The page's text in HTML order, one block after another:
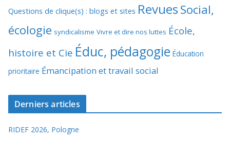
Questions de clique(s) : blogs et sites RevuesSocial,
écologie syndicalisme Vivre et dire nos luttes École,
histoire et Cie Éduc, pédagogie Éducation
prioritaire Émancipation et travail social
Derniers articles
RIDEF 2026, Pologne